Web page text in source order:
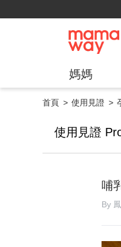
媽媽
首頁 使用見證
使用見證
哺
By